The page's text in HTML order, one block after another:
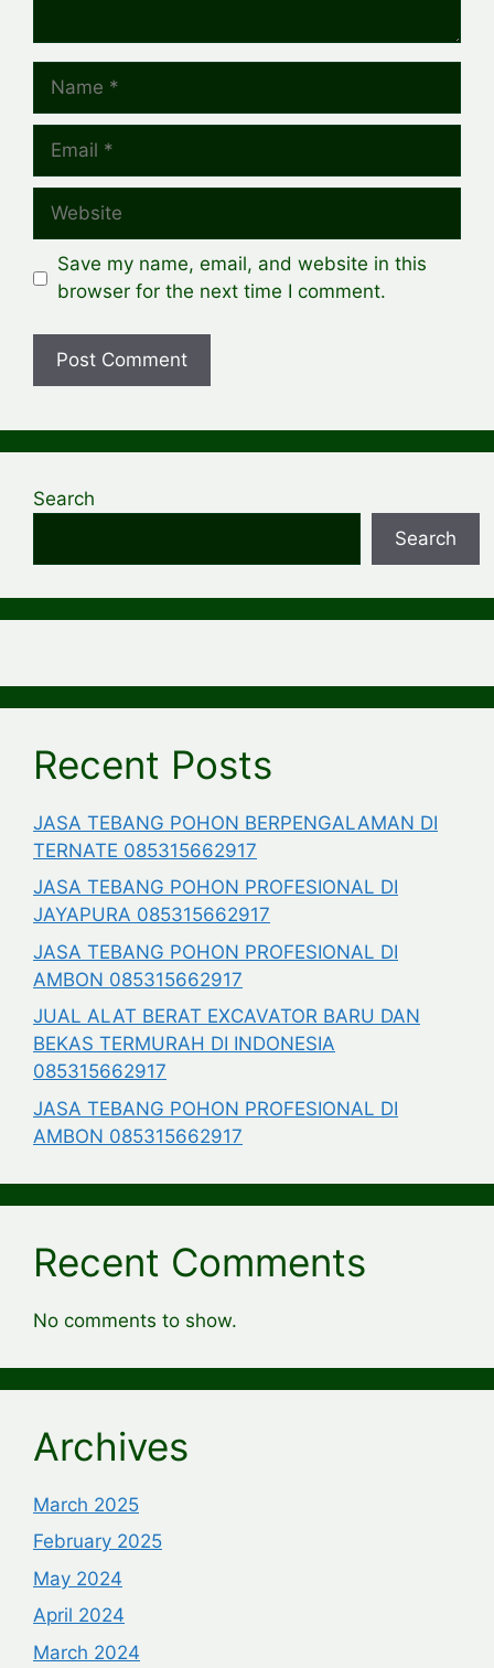
Name
Email
Website
Save my name, email, and website in this
browser for the next time I comment.
Search
Search
Recent Posts
JASA TEBANG POHON BERPENGALAMAN DI
TERNATE 085315662917
JASA TEBANG POHON PROFESIONAL DI
JAYAPURA 085315662917
JASA TEBANG POHON PROFESIONAL DI
AMBON 085315662917
JUAL ALAT BERAT EXCAVATOR BARU DAN
BEKAS TERMURAH DI INDONESIA
085315662917
JASA TEBANG POHON PROFESIONAL DI
AMBON 085315662917
Recent Comments
No comments to show.
Archives
March 2025
February 2025
May 2024
April 2024
March 2024